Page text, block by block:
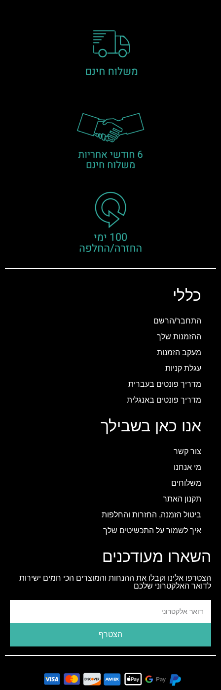
כללי
התחבר/הרשם
ההזמנות שלך
מעקב הזמנות
עגלת קניות
מדריך פונטים בעברית
מדריך פונטים באנגלית
אנו כאן בשבילך
צור קשר
מי אנחנו
משלוחים
תקנון האתר
ביטול הזמנה, החזרות והחלפות
איך לשמור על התכשיטים שלך
השארו מעודכנים
הצטרפו אלינו וקבלו את ההנחות והמוצרים הכי חמים ישירות
לדואר האלקטרוני שלכם
הצטרף